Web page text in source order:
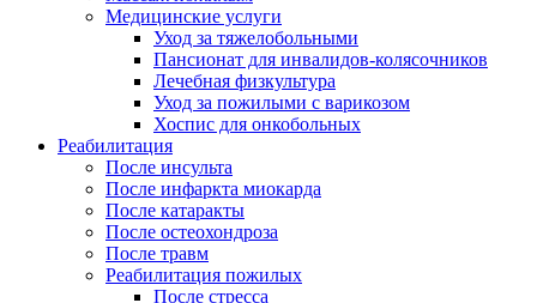
Медицинские услуги
Уход за тяжелобольными
Пансионат для инвалидов-колясочников
Лечебная физкультура
Уход за пожилыми с варикозом
Хоспис для онкобольных
Реабилитация
После инсульта
После инфаркта миокарда
После катаракты
После остеохондроза
После травм
Реабилитация пожилых
После стресса